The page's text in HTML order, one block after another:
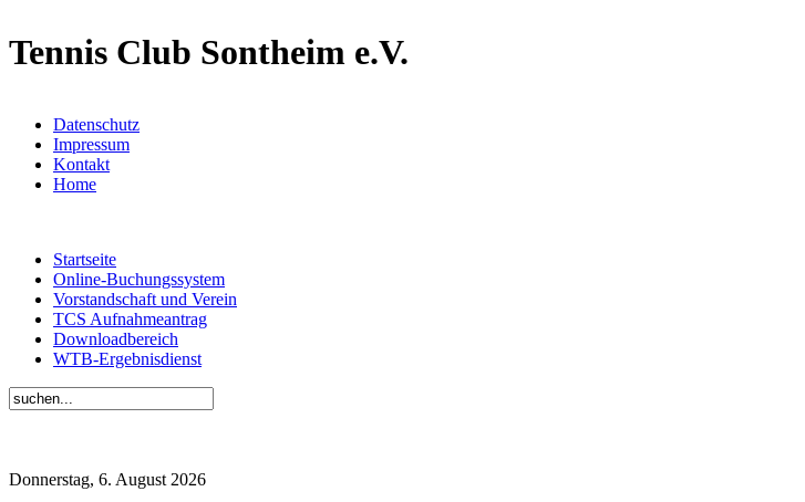
Tennis Club Sontheim e.V.
Datenschutz
Impressum
Kontakt
Home
Startseite
Online-Buchungssystem
Vorstandschaft und Verein
TCS Aufnahmeantrag
Downloadbereich
WTB-Ergebnisdienst
Donnerstag, 6. August 2026